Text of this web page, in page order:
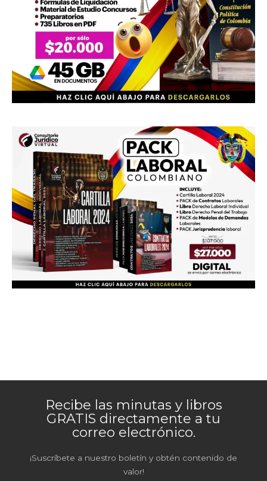
Recibe las minutas y libros
GRATIS directamente a tu
correo electrónico.
¡Suscríbete a nuestro boletín y obtén contenido de
valor!